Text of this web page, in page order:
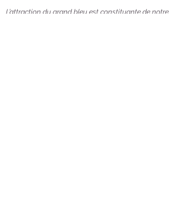
L’attraction du grand bleu est constituante de notre